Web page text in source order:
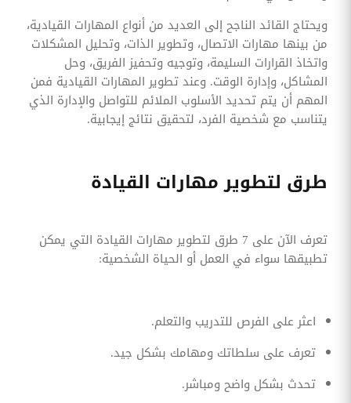
ويحتاج القائد الناجح إلى العديد من أنواع المهارات القيادية،
من بينها مهارات الاتصال، وتطوير الذات، وتحليل المشكلات
واتخاذ القرارات السليمة، وتوجيه وتحفيز الفريق، وحل
المشاكل، وإدارة الوقت. وعند تطوير المهارات القيادية فمن
المهم أن يتم تحديد الأسلوب الملائم للتواصل والإدارة الذي
يتناسب مع شخصية الفرد، لتحقيق نتائج إيجابية.
طرق لتطوير مهارات القيادة
تعرف الآن على 7 طرق لتطوير مهارات القيادة التي يمكن
تطبيقها سواء في العمل أو الحياة الشخصية:
اعثر على الفرص للتدريب والتعلم.
تعرف على سلطاتك ومهامك بشكل جيد.
تحدث بشكل واضح ومباشر.